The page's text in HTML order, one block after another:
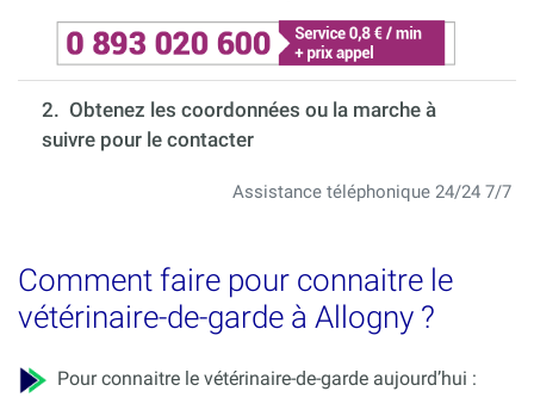
2. Obtenez les coordonnées ou la marche à
suivre pour le contacter
Assistance téléphonique 24/24 7/7
Comment faire pour connaitre le
vétérinaire-de-garde à Allogny ?
Pour connaitre le vétérinaire-de-garde aujourd’hui :